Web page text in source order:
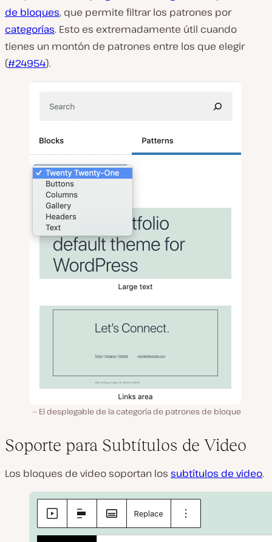
de bloques, que permite filtrar los patrones por
categorías. Esto es extremadamente útil cuando
tienes un montón de patrones entre los que elegir
(#24954).
El desplegable de la categoría de patrones de bloque
Soporte para Subtítulos de Video
Los bloques de video soportan los subtítulos de video.